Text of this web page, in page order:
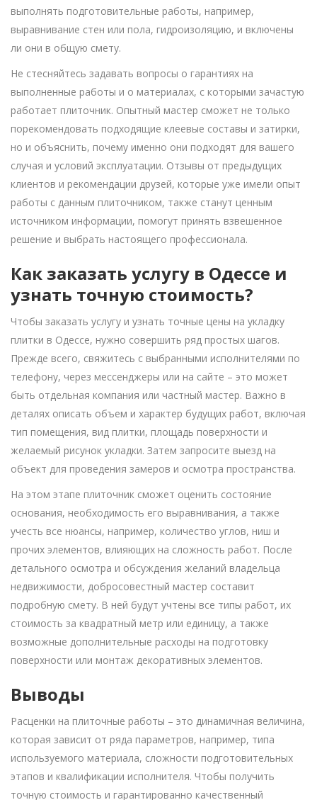
выполнять подготовительные работы, например,
выравнивание стен или пола, гидроизоляцию, и включены
ли они в общую смету.
Не стесняйтесь задавать вопросы о гарантиях на
выполненные работы и о материалах, с которыми зачастую
работает плиточник. Опытный мастер сможет не только
порекомендовать подходящие клеевые составы и затирки,
но и объяснить, почему именно они подходят для вашего
случая и условий эксплуатации. Отзывы от предыдущих
клиентов и рекомендации друзей, которые уже имели опыт
работы с данным плиточником, также станут ценным
источником информации, помогут принять взвешенное
решение и выбрать настоящего профессионала.
Как заказать услугу в Одессе и
узнать точную стоимость?
Чтобы заказать услугу и узнать точные цены на укладку
плитки в Одессе, нужно совершить ряд простых шагов.
Прежде всего, свяжитесь с выбранными исполнителями по
телефону, через мессенджеры или на сайте – это может
быть отдельная компания или частный мастер. Важно в
деталях описать объем и характер будущих работ, включая
тип помещения, вид плитки, площадь поверхности и
желаемый рисунок укладки. Затем запросите выезд на
объект для проведения замеров и осмотра пространства.
На этом этапе плиточник сможет оценить состояние
основания, необходимость его выравнивания, а также
учесть все нюансы, например, количество углов, ниш и
прочих элементов, влияющих на сложность работ. После
детального осмотра и обсуждения желаний владельца
недвижимости, добросовестный мастер составит
подробную смету. В ней будут учтены все типы работ, их
стоимость за квадратный метр или единицу, а также
возможные дополнительные расходы на подготовку
поверхности или монтаж декоративных элементов.
Выводы
Расценки на плиточные работы – это динамичная величина,
которая зависит от ряда параметров, например, типа
используемого материала, сложности подготовительных
этапов и квалификации исполнителя. Чтобы получить
точную стоимость и гарантированно качественный